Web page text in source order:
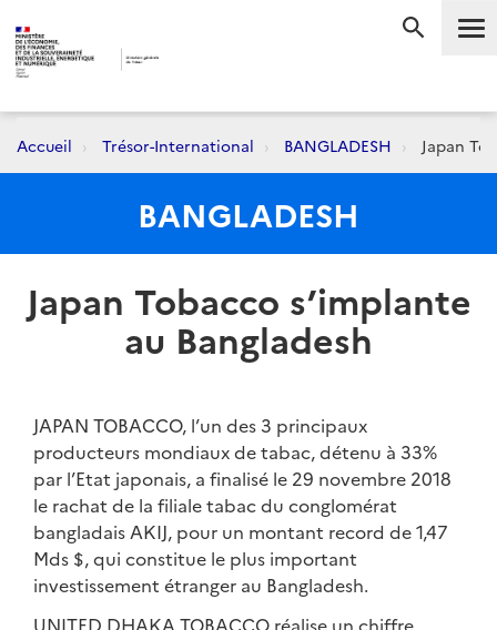
Accueil Trésor-International BANGLADESH Japan
BANGLADESH
Japan Tobacco s’implante
au Bangladesh
JAPAN TOBACCO, l’un des 3 principaux
producteurs mondiaux de tabac, détenu à 33%
par l’Etat japonais, a finalisé le 29 novembre 2018
le rachat de la filiale tabac du conglomérat
bangladais AKIJ, pour un montant record de 1,47
Mds $, qui constitue le plus important
investissement étranger au Bangladesh.
UNITED DHAKA TOBACCO réalise un chiffre